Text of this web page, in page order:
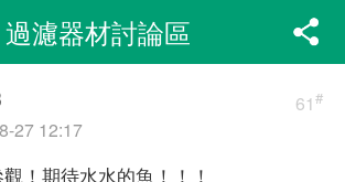
過濾器材討論區
61#
27 12:17
！期待水水的魚！！！